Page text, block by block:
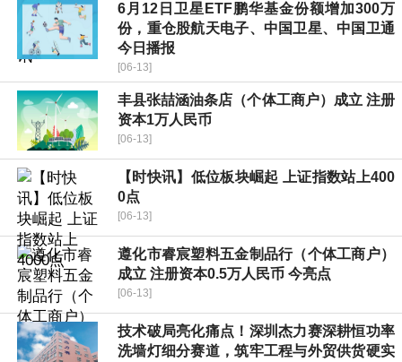
6月12日卫星ETF鹏华基金份额增加300万
份，重仓股航天电子、中国卫星、中国卫通
今日播报
[06-13]
丰县张喆涵油条店（个体工商户）成立 注册
资本1万人民币
[06-13]
【时快讯】低位板块崛起 上证指数站上400
0点
[06-13]
遵化市睿宸塑料五金制品行（个体工商户）
成立 注册资本0.5万人民币 今亮点
[06-13]
技术破局亮化痛点！深圳杰力赛深耕恒功率
洗墙灯细分赛道，筑牢工程与外贸供货硬实